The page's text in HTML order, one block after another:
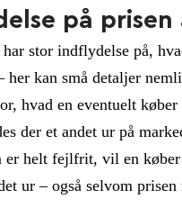
på prisen
har stor indflydelse på,
her kan små detaljer
hvad en eventuelt
der et andet ur på
er helt fejlfrit, vil en
ur – også selvom prisen